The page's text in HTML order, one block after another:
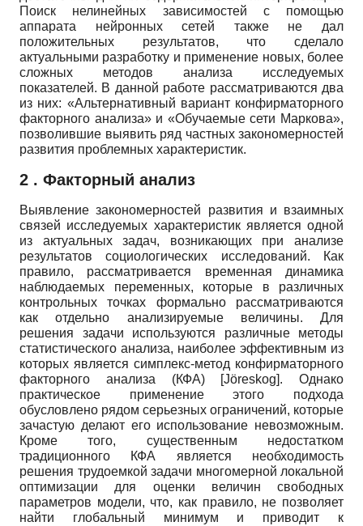
Поиск нелинейных зависимостей с помощью
аппарата нейронных сетей также не дал
положительных результатов, что сделало
актуальными разработку и применение новых, более
сложных методов анализа исследуемых
показателей. В данной работе рассматриваются два
из них: «Альтернативный вариант конфирматорного
факторного анализа» и «Обучаемые сети Маркова»,
позволившие выявить ряд частных закономерностей
развития проблемных характеристик.
2 . Факторный анализ
Выявление закономерностей развития и взаимных
связей исследуемых характеристик является одной
из актуальных задач, возникающих при анализе
результатов социологических исследований. Как
правило, рассматривается временная динамика
наблюдаемых переменных, которые в различных
контрольных точках формально рассматриваются
как отдельно анализируемые величины. Для
решения задачи используются различные методы
статистического анализа, наиболее эффективным из
которых является симплекс-метод конфирматорного
факторного анализа (КФА)
[Jöreskog]. Однако
практическое применение этого подхода
обусловлено рядом серьезных ограничений, которые
зачастую делают его использование невозможным.
Кроме того, существенным недостатком
традиционного КФА является необходимость
решения трудоемкой задачи многомерной локальной
оптимизации для оценки величин свободных
параметров модели, что, как правило, не позволяет
найти глобальный минимум и приводит к